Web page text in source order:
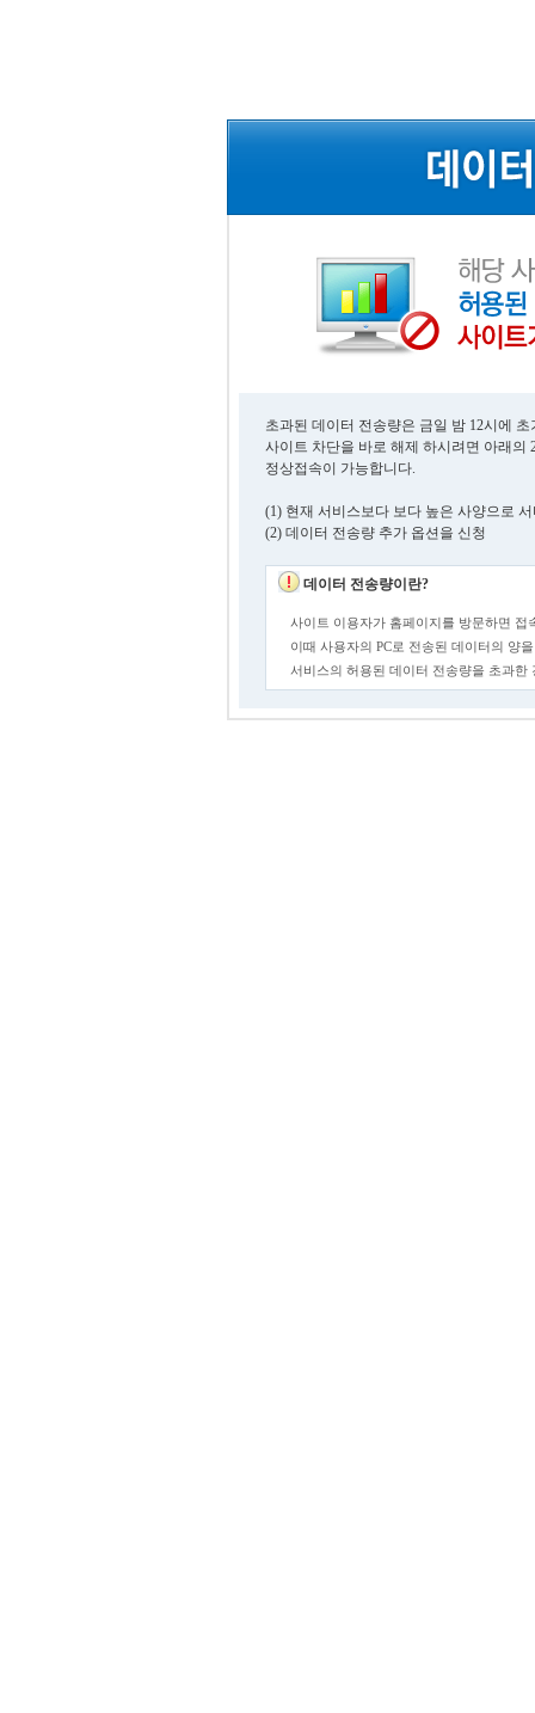
초과된 데이터 전송량은 금일 밤 12시에
사이트 차단을 바로 해제 하시려면 아래의
정상접속이 가능합니다.
(1) 현재 서비스보다 보다 높은 사양으로
(2) 데이터 전송량 추가 옵션을 신청
데이터 전송량이란?
사이트 이용자가 홈페이지를 방문하면 접
이때 사용자의 PC로 전송된 데이터의 양
서비스의 허용된 데이터 전송량을 초과